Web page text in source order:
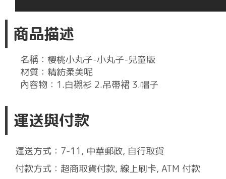
商品描述
名稱：櫻桃小丸子-小丸子-兒童版
材質：精紡柔美呢
內容物：1.白襯衫 2.吊帶裙 3.帽子
運送與付款
運送方式：7-11, 中華郵政, 自行取貨
付款方式：超商取貨付款, 線上刷卡, ATM 付款